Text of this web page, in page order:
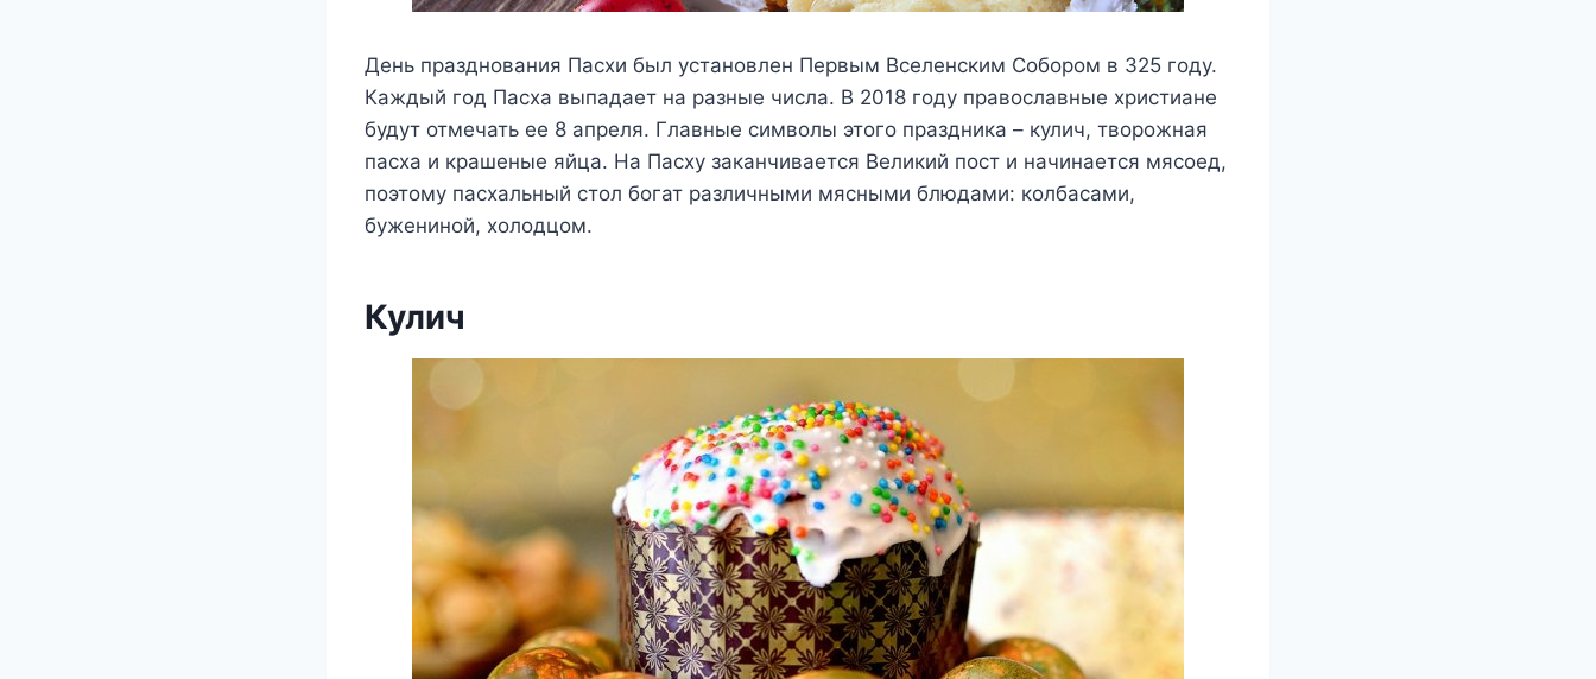
День празднования Пасхи был установлен Первым Вселенским Собором в 325 году.
Каждый год Пасха выпадает на разные числа. В 2018 году православные христиане
будут отмечать ее 8 апреля. Главные символы этого праздника – кулич, творожная
пасха и крашеные яйца. На Пасху заканчивается Великий пост и начинается мясоед,
поэтому пасхальный стол богат различными мясными блюдами: колбасами,
бужениной, холодцом.
Кулич